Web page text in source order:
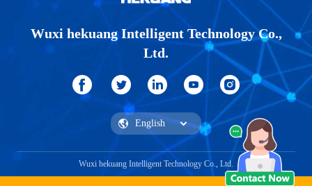
Wuxi hekuang Intelligent Technology Co.,
Ltd.
Wuxi hekuang Intelligent Technology Co., Ltd.